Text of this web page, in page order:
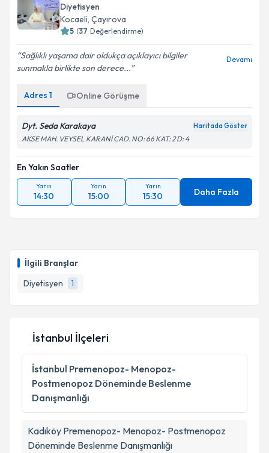
İlgili Branşlar
Diyetisyen
1
talebi oluşturun. Size bu uzmandan randevu almanız
için bir takvim hazırlandığında e-posta ile
bilgilendireceğiz.
E-posta Adresiniz
Kişisel verilerimin işlenmesine ilişkinAydınlatma
Metni'ni okudum ve kişisel verilerimin belirtilen
kapsamda işlenmesini kabul ediyorum.
Diyetisyen
Kocaeli, Çayırova
5 (37 Değerlendirme)
Sağlıklı yaşama dair oldukça açıklayıcı bilgiler
sunmakla birlikte son derece...
Devamı
Adres 1 Online Görüşme
Dyt. Seda Karakaya Haritada Göster
AKSE MAH. VEYSEL KARANİ CAD. NO: 66 KAT: 2 D: 4
En Yakın Saatler
Yarın
14:30
Yarın
15:00
Yarın
15:30 Daha Fazla
İstanbul İlçeleri
İstanbul Premenopoz- Menopoz-
Postmenopoz Döneminde Beslenme
Danışmanlığı
Kadıköy Premenopoz- Menopoz- Postmenopoz
Döneminde Beslenme Danışmanlığı